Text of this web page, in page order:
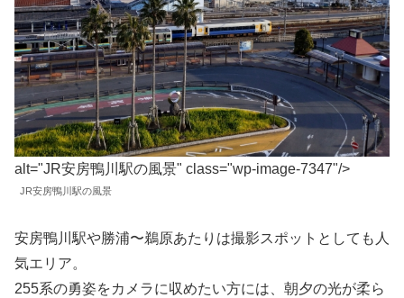
alt="JR安房鴨川駅の風景" class="wp-image-7347"/>
JR安房鴨川駅の風景
安房鴨川駅や勝浦〜鵜原あたりは撮影スポットとしても人
気エリア。
255系の勇姿をカメラに収めたい方には、朝夕の光が柔ら